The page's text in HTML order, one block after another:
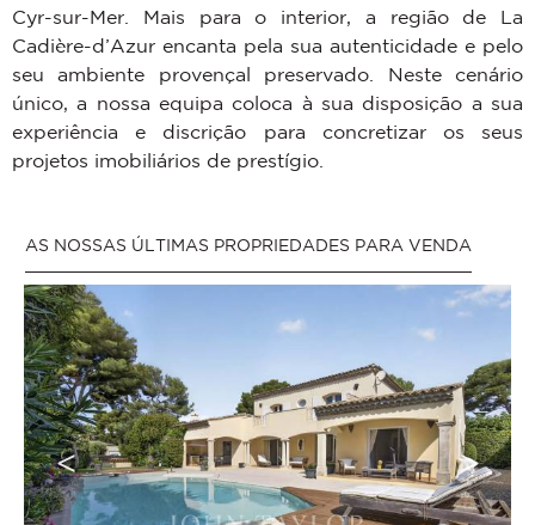
Cyr-sur-Mer. Mais para o interior, a região de La
Cadière-d’Azur encanta pela sua autenticidade e pelo
seu ambiente provençal preservado. Neste cenário
único, a nossa equipa coloca à sua disposição a sua
experiência e discrição para concretizar os seus
projetos imobiliários de prestígio.
AS NOSSAS ÚLTIMAS PROPRIEDADES PARA VENDA